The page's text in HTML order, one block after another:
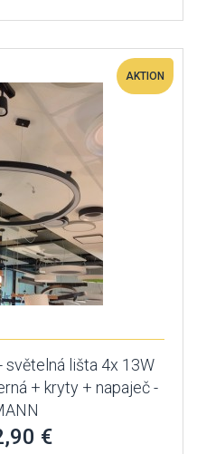
AKTION
světelná lišta 4x 13W
+ kryty + napaječ -
€